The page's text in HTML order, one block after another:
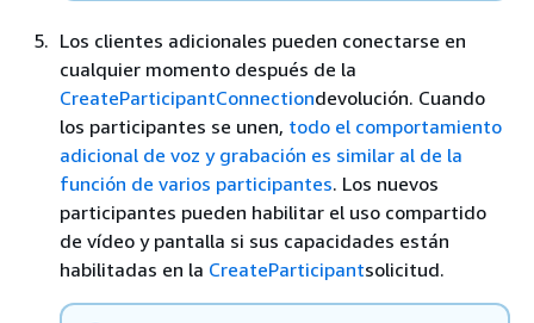
Los clientes adicionales pueden conectarse en
cualquier momento después de la
CreateParticipantConnectiondevolución. Cuando
los participantes se unen, todo el comportamiento
adicional de voz y grabación es similar al de la
función de varios participantes. Los nuevos
participantes pueden habilitar el uso compartido
de vídeo y pantalla si sus capacidades están
habilitadas en la CreateParticipantsolicitud.